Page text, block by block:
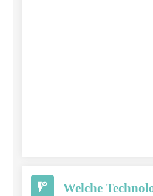
Welche